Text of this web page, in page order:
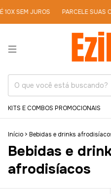
JUROS PARCELE SUAS
KITS E COMBOS PROMOCIONAIS
Início > Bebidas e drinks
Bebidas e
afrodisíacos